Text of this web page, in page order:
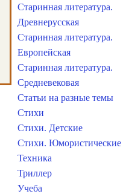
Старинная литература.
Древнерусская
Старинная литература.
Европейская
Старинная литература.
Средневековая
Статьи на разные темы
Стихи
Стихи. Детские
Стихи. Юмористические
Техника
Триллер
Учеба